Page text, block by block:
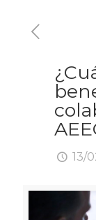
13/